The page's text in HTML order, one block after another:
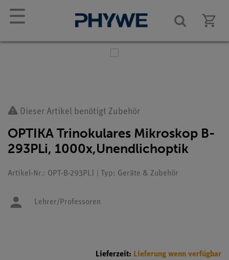
☰
Dieser Artikel benötigt Zubehör
OPTIKA Trinokulares Mikroskop B-
293PLi, 1000x,Unendlichoptik
Artikel-Nr.: OPT-B-293PLI | Typ: Geräte & Zubehör
Lehrer/Professoren
Lieferzeit: Lieferung wenn verfügbar